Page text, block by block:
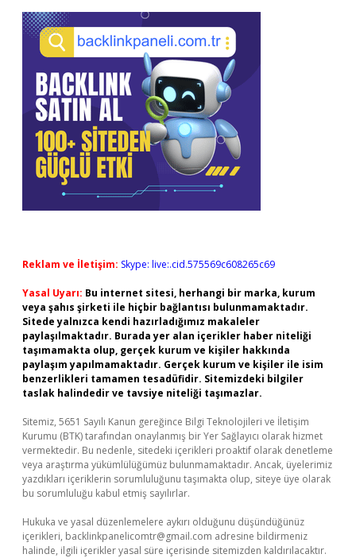
Reklam ve İletişim: Skype: live:.cid.575569c608265c69
Yasal Uyarı: Bu internet sitesi, herhangi bir marka, kurum
veya şahıs şirketi ile hiçbir bağlantısı bulunmamaktadır.
Sitede yalnızca kendi hazırladığımız makaleler
paylaşılmaktadır. Burada yer alan içerikler haber niteliği
taşımamakta olup, gerçek kurum ve kişiler hakkında
paylaşım yapılmamaktadır. Gerçek kurum ve kişiler ile isim
benzerlikleri tamamen tesadüfidir. Sitemizdeki bilgiler
taslak halindedir ve tavsiye niteliği taşımazlar.
Sitemiz, 5651 Sayılı Kanun gereğince Bilgi Teknolojileri ve İletişim
Kurumu (BTK) tarafından onaylanmış bir Yer Sağlayıcı olarak hizmet
vermektedir. Bu nedenle, sitedeki içerikleri proaktif olarak denetleme
veya araştırma yükümlülüğümüz bulunmamaktadır. Ancak, üyelerimiz
yazdıkları içeriklerin sorumluluğunu taşımakta olup, siteye üye olarak
bu sorumluluğu kabul etmiş sayılırlar.
Hukuka ve yasal düzenlemelere aykırı olduğunu düşündüğünüz
içerikleri, backlinkpanelicomtr@gmail.com adresine bildirmeniz
halinde, ilgili içerikler yasal süre içerisinde sitemizden kaldırılacaktır.